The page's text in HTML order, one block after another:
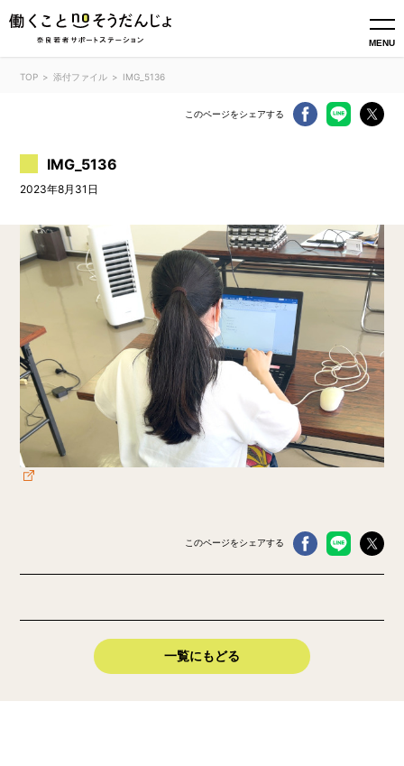
MENU
TOP 添付ファイル IMG_5136
このページをシェアする
IMG_5136
2023年8月31日
このページをシェアする
一覧にもどる